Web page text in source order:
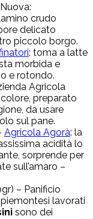
crudo
delicato
piccolo borgo.
: toma a latte
morbida e
e rotondo.
Agricola
preparato
da usare
sul pane.
Agricola Agorà: la
acidità lo
sorprende per
sull’amaro –
– Panificio
lavorati
sono dei